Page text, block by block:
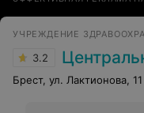
УЧРЕЖДЕНИЕ
3.2 Центральная
Брест, ул. Лактионова, 11